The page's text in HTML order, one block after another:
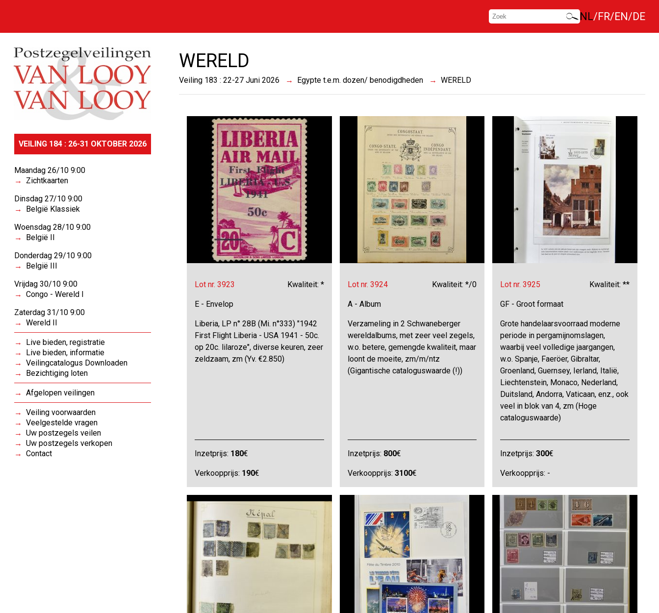
NL FR EN DE
VEILING 184 : 26-31 OKTOBER 2026
Maandag 26/10 9:00
Zichtkaarten
Dinsdag 27/10 9:00
België Klassiek
Woensdag 28/10 9:00
België II
Donderdag 29/10 9:00
België III
Vrijdag 30/10 9:00
Congo - Wereld I
Zaterdag 31/10 9:00
Wereld II
Live bieden, registratie
Live bieden, informatie
Veilingcatalogus Downloaden
Bezichtiging loten
Afgelopen veilingen
Veiling voorwaarden
Veelgestelde vragen
Uw postzegels veilen
Uw postzegels verkopen
Contact
WERELD
Veiling 183 : 22-27 Juni 2026 Egypte t.e.m. dozen/ benodigdheden WERELD
Lot nr. 3923 Kwaliteit: *
E - Envelop
Liberia, LP n° 28B (Mi. n°333) "1942
First Flight Liberia - USA 1941 - 50c.
op 20c. lilaroze", diverse keuren, zeer
zeldzaam, zm (Yv. €2.850)
Inzetprijs: 180€
Verkoopprijs: 190€
Lot nr. 3924 Kwaliteit: */0
A - Album
Verzameling in 2 Schwaneberger
wereldalbums, met zeer veel zegels,
w.o. betere, gemengde kwaliteit, maar
loont de moeite, zm/m/ntz
(Gigantische cataloguswaarde (!))
Inzetprijs: 800€
Verkoopprijs: 3100€
Lot nr. 3925 Kwaliteit: **
GF - Groot formaat
Grote handelaarsvoorraad moderne
periode in pergamijnomslagen,
waarbij veel volledige jaargangen,
w.o. Spanje, Faeröer, Gibraltar,
Groenland, Guernsey, Ierland, Italië,
Liechtenstein, Monaco, Nederland,
Duitsland, Andorra, Vaticaan, enz., ook
veel in blok van 4, zm (Hoge
cataloguswaarde)
Inzetprijs:300€
Verkoopprijs: -